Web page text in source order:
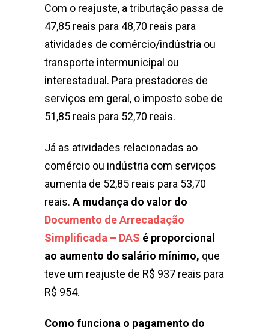
Com o reajuste, a tributação passa de
47,85 reais para 48,70 reais para
atividades de comércio/indústria ou
transporte intermunicipal ou
interestadual. Para prestadores de
serviços em geral, o imposto sobe de
51,85 reais para 52,70 reais.
Já as atividades relacionadas ao
comércio ou indústria com serviços
aumenta de 52,85 reais para 53,70
reais. A mudança do valor do
Documento de Arrecadação
Simplificada – DAS é proporcional
ao aumento do salário mínimo, que
teve um reajuste de R$ 937 reais para
R$ 954.
Como funciona o pagamento do